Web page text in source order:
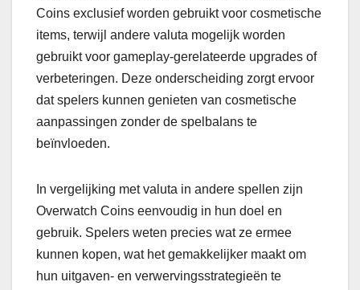
Coins exclusief worden gebruikt voor cosmetische
items, terwijl andere valuta mogelijk worden
gebruikt voor gameplay-gerelateerde upgrades of
verbeteringen. Deze onderscheiding zorgt ervoor
dat spelers kunnen genieten van cosmetische
aanpassingen zonder de spelbalans te
beïnvloeden.
In vergelijking met valuta in andere spellen zijn
Overwatch Coins eenvoudig in hun doel en
gebruik. Spelers weten precies wat ze ermee
kunnen kopen, wat het gemakkelijker maakt om
hun uitgaven- en verwervingsstrategieën te